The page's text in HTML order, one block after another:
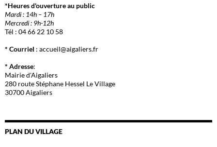
*Heures d'ouverture au public
Mardi : 14h – 17h
Mercredi : 9h-12h
Tél : 04 66 22 10 58
* Courriel : accueil@aigaliers.fr
* Adresse:
Mairie d'Aigaliers
280 route Stéphane Hessel Le Village
30700 Aigaliers
PLAN DU VILLAGE